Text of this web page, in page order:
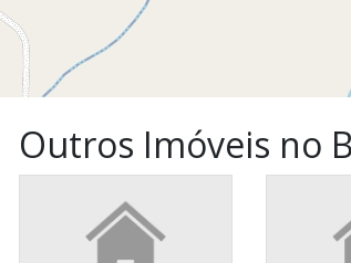
Outros Imóveis no